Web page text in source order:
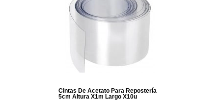
Cintas De Acetato Para Repostería
5cm Altura X1m Largo X10u